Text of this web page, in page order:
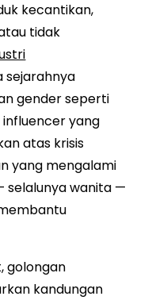
kecantikan,
tidak
sejarahnya
gender seperti
yang
atas krisis
yang mengalami
selalunya wanita —
golongan
kandungan